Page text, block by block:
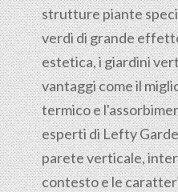
strutture piante
verdi di grande
estetica, i giardini
vantaggi come il
termico e
esperti di Lefty
parete verticale,
contesto e le